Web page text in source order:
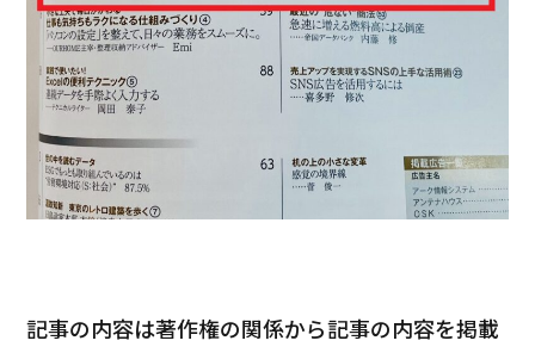
記事の内容は著作権の関係から記事の内容を掲載